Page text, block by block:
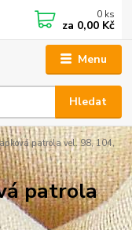
Menu
Hledat
0 ks
za 0,00 Kč
patrola vel. 98, 104,
patrola